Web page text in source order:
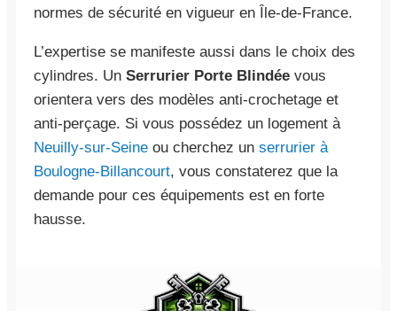
normes de sécurité en vigueur en Île-de-France.
L’expertise se manifeste aussi dans le choix des
cylindres. Un Serrurier Porte Blindée vous
orientera vers des modèles anti-crochetage et
anti-perçage. Si vous possédez un logement à
Neuilly-sur-Seine ou cherchez un serrurier à
Boulogne-Billancourt, vous constaterez que la
demande pour ces équipements est en forte
hausse.